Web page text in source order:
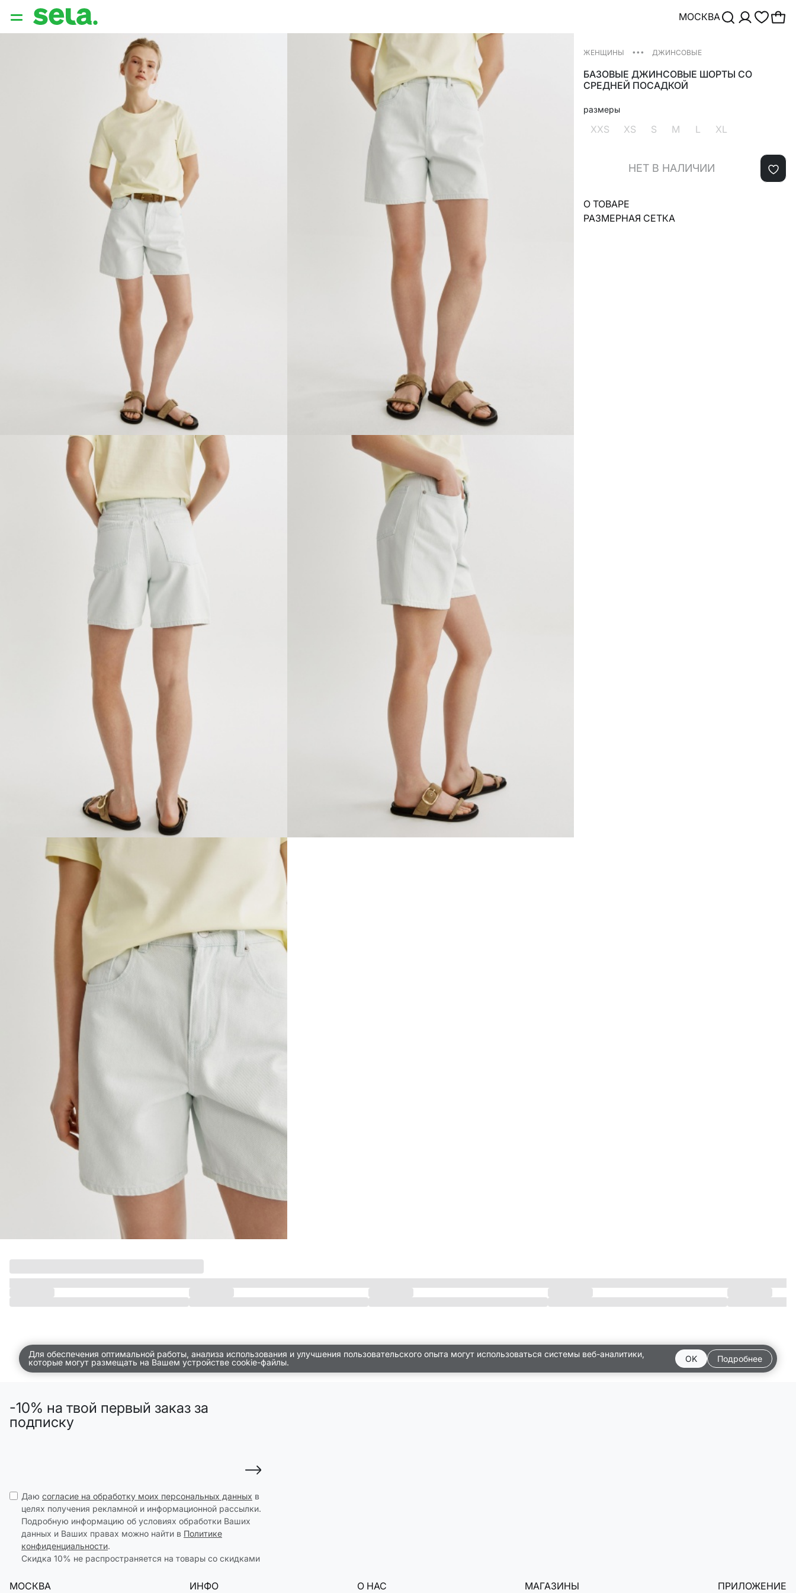
МОСКВА
ДевушкиМужчины Дети
АРХИТЕКТУРА ОБРАЗА
THE ‘90S. OFFICE
НАТУРАЛЬНЫЕ ТКАНИ
РАСПРОДАЖА ДО -60%
ПОДАРОЧНЫЕ СЕРТИФИКАТЫ
WINX CLUB
КЛУБ 12:00
HELLO, ТРОПИКИ
SELA × МАЛЕНЬКИЙ ПРИНЦ
новое
ПРИМЕРИТЬ ОНЛАЙН
SELA × HELLO KITTY
СКОРО В ПРОДАЖЕ
РАСПРОДАЖА ДО -60%
ПОДАРОЧНЫЕ СЕРТИФИКАТЫ
НА СЛУЧАЙ ПОНЕДЕЛЬНИКА
КОНСТРУКТОР ГАРДЕРОБА
SELA × МАЛЕНЬКИЙ ПРИНЦновое
ПРИМЕРИТЬ ОНЛАЙН
SELA × ЧЕБУРАШКА
SELA × СОЮЗМУЛЬТФИЛЬМ
SELA.PREMIUM
СКОРО В ПРОДАЖЕ
РАСПРОДАЖА ДО -60%
ЛУКБУКИ
ПОДАРОЧНЫЕ СЕРТИФИКАТЫ
СКАНДИНАВСКОЕ ДЕТСТВО
ШКОЛА СКОРО
ЛЕГКО ГЛАДИТЬ
ДЕВОЧКИ
МАЛЬЧИКИ
МАЛЫШИ
только онлайн
ПОДАРОЧНЫЕ СЕРТИФИКАТЫ
ЛЕТНЯЯ БЕЗМЯТЕЖНОСТЬ
ПОСУДА
ДЕКОР
АРОМАТЫ ДЛЯ ДОМА
ХРАНЕНИЕ
КАНЦЕЛЯРИЯ
ПО КОМНАТАМ
СКОРО В ПРОДАЖЕ
РАСПРОДАЖА ДО -50%
магазины
доставка
инфо
ЖЕНЩИНЫ ••• ДЖИНСОВЫЕ
БАЗОВЫЕ ДЖИНСОВЫЕ ШОРТЫ СО
СРЕДНЕЙ ПОСАДКОЙ
размеры
XXS XS S M L XL
НЕТ В НАЛИЧИИ
О ТОВАРЕ
РАЗМЕРНАЯ СЕТКА
Для обеспечения оптимальной работы, анализа использования и улучшения пользовательского опыта могут использоваться системы веб-аналитики,
которые могут размещать на Вашем устройстве cookie-файлы.
OK Подробнее
-10% на твой первый заказ за
подписку
Даю согласие на обработку моих персональных данных в
целях получения рекламной и информационной рассылки.
Подробную информацию об условиях обработки Ваших
данных и Ваших правах можно найти в Политике
конфиденциальности.
Скидка 10% не распространяется на товары со скидками
МОСКВА ИНФО О НАС МАГАЗИНЫ ПРИЛОЖЕНИЕ